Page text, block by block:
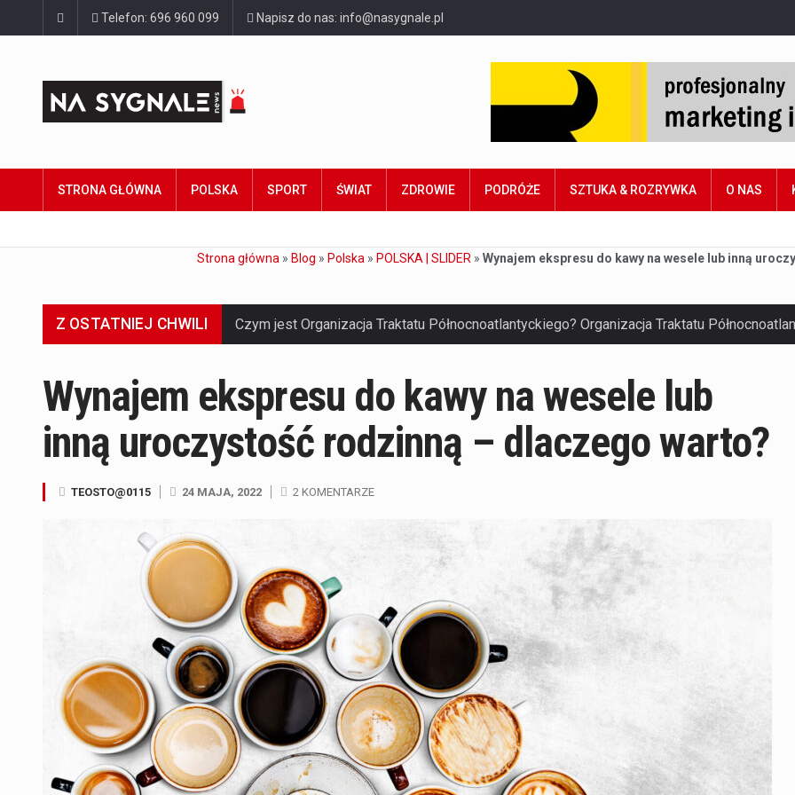
Telefon: 696 960 099 Napisz do nas: info@nasygnale.pl
STRONA GŁÓWNA POLSKA SPORT ŚWIAT ZDROWIE PODRÓŻE SZTUKA & ROZRYWKA O NAS
Strona główna » Blog » Polska » POLSKA | SLIDER » Wynajem ekspresu do kawy na wesele lub inną
Z OSTATNIEJ CHWILI
Wynajem ekspresu do kawy na wesele lub
inną uroczystość rodzinną – dlaczego warto?
TEOSTO@0115 24 MAJA, 2022 2 KOMENTARZE